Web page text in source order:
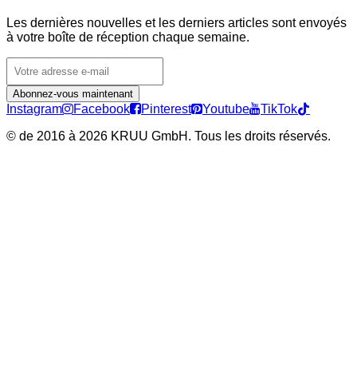
Les dernières nouvelles et les derniers articles sont envoyés
à votre boîte de réception chaque semaine.
Abonnez-vous maintenant
Instagram Facebook Pinterest Youtube
TikTok
© de 2016 à 2026 KRUU GmbH. Tous les droits réservés.